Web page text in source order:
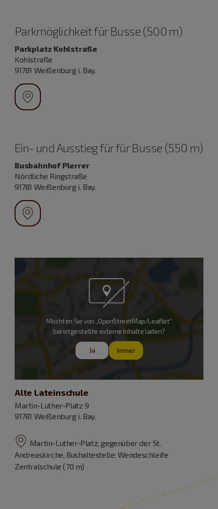
Parkmöglichkeit für Busse (500 m)
Parkplatz Kohlstraße
Kohlstraße
91781 Weißenburg i. Bay.
Ein- und Ausstieg für für Busse (550 m)
Busbahnhof Plerrer
Nördliche Ringstraße
91781 Weißenburg i. Bay.
Möchten Sie von „OpenStreetMap/Leaflet“
bereitgestellte externe Inhalte laden?
Ja Immer
Alte Lateinschule
Martin-Luther-Platz 9
91781 Weißenburg i. Bay.
Martin-Luther-Platz, gegenüber der St.
Andreaskirche, Bushaltestelle: Wendeschleife
Zentralschule (70 m)